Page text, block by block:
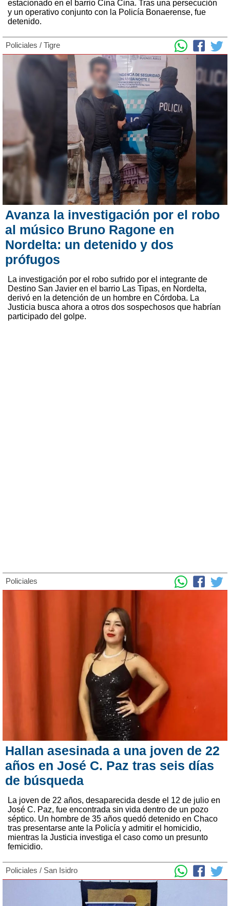
estacionado en el barrio Cina Cina. Tras una persecución
y un operativo conjunto con la Policía Bonaerense, fue
detenido.
Policiales / Tigre
Avanza la investigación por el robo
al músico Bruno Ragone en
Nordelta: un detenido y dos
prófugos
La investigación por el robo sufrido por el integrante de
Destino San Javier en el barrio Las Tipas, en Nordelta,
derivó en la detención de un hombre en Córdoba. La
Justicia busca ahora a otros dos sospechosos que habrían
participado del golpe.
Policiales
Hallan asesinada a una joven de 22
años en José C. Paz tras seis días
de búsqueda
La joven de 22 años, desaparecida desde el 12 de julio en
José C. Paz, fue encontrada sin vida dentro de un pozo
séptico. Un hombre de 35 años quedó detenido en Chaco
tras presentarse ante la Policía y admitir el homicidio,
mientras la Justicia investiga el caso como un presunto
femicidio.
Policiales / San Isidro